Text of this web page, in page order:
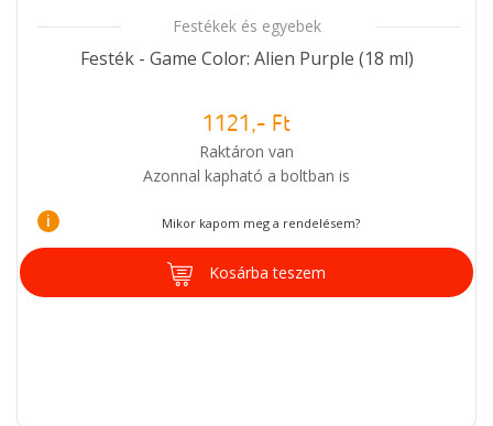
Festékek és egyebek
Festék - Game Color: Alien Purple (18 ml)
1121,- Ft
Raktáron van
Azonnal kapható a boltban is
i Mikor kapom meg a rendelésem?
Kosárba teszem